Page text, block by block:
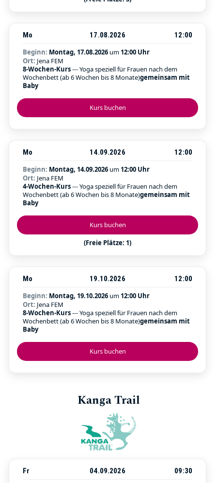
Kurs buchen
Mo 17.08.2026
12:00
Beginn: Montag, 17.08.2026 um 12:00 Uhr
Ort: Jena FEM
8-Wochen-Kurs--- Yoga speziell für Frauen nach dem
Wochenbett (ab 6 Wochen bis 8 Monate)gemeinsam mit
Baby
Kurs buchen
(Freie Plätze: 1)
Mo 14.09.2026
12:00
Beginn: Montag, 14.09.2026 um 12:00 Uhr
Ort: Jena FEM
4-Wochen-Kurs--- Yoga speziell für Frauen nach dem
Wochenbett (ab 6 Wochen bis 8 Monate)gemeinsam mit
Baby
Kurs buchen
Mo 19.10.2026
12:00
Beginn: Montag, 19.10.2026 um 12:00 Uhr
Ort: Jena FEM
8-Wochen-Kurs--- Yoga speziell für Frauen nach dem
Wochenbett (ab 6 Wochen bis 8 Monate)gemeinsam mit
Baby
Kanga Trail
Fr 04.09.2026
09:30